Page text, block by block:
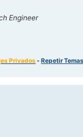
Engineer
Privados-Repetir